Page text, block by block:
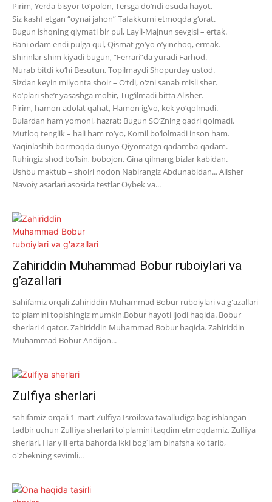
Pirim, Yerda bisyor to‘polon, Tersga do‘ndi osuda hayot.
Siz kashf etgan “oynai jahon” Tafakkurni etmoqda g‘orat.
Bugun ishqning qiymati bir pul, Layli-Majnun sevgisi – ertak.
Bani odam endi pulga qul, Qismat go‘yo o‘yinchoq, ermak.
Shirinlar shim kiyadi bugun, “Ferrari”da yuradi Farhod.
Nurab bitdi ko‘hi Besutun, Topilmaydi Shopurday ustod.
Sizdan keyin milyonta shoir – O‘tdi, o‘zni sanab misli sher.
Ko‘plari she’r yasashga mohir, Tug‘ilmadi bitta Alisher.
Pirim, hamon adolat qahat, Hamon ig‘vo, kek yo‘qolmadi.
Bulardan ham yomoni, hazrat: Bugun SO‘Zning qadri qolmadi.
Mutloq tenglik – hali ham ro‘yo, Komil bo‘lolmadi inson ham.
Yaqinlashib bormoqda dunyo Qiyomatga qadamba-qadam.
Ruhingiz shod bo‘lsin, bobojon, Gina qilmang bizlar kabidan.
Ushbu maktub – shoiri nodon Nabirangiz Abdunabidan... Alisher
Navoiy asarlari asosida testlar Oybek va...
Zahiriddin Muhammad Bobur ruboiylari va
g’azallari
Sahifamiz orqali Zahiriddin Muhammad Bobur ruboiylari va g'azallari
to'plamini topishingiz mumkin.Bobur hayoti ijodi haqida. Bobur
sherlari 4 qator. Zahiriddin Muhammad Bobur haqida. Zahiriddin
Muhammad Bobur Andijon...
Zulfiya sherlari
sahifamiz orqali 1-mart Zulfiya Isroilova tavalludiga bag'ishlangan
tadbir uchun Zulfiya sherlari to'plamini taqdim etmoqdamiz. Zulfiya
sherlari. Har yili erta bahorda ikki bogʻlam binafsha koʻtarib,
oʻzbekning sevimli...